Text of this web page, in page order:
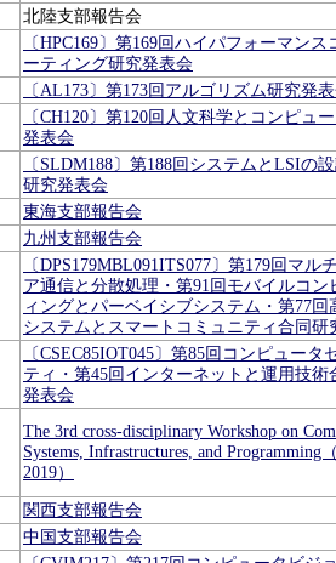
北陸支部報告会
〔HPC169〕第169回ハイパフォーマンス
ーティング研究発表会
〔AL173〕第173回アルゴリズム研究発
〔CH120〕第120回人文科学とコンピュ
発表会
〔SLDM188〕第188回システムとLSIの
研究発表会
東海支部報告会
九州支部報告会
〔DPS179MBL091ITS077〕第179回マル
ア通信と分散処理・第91回モバイルコン
ィングとパーベイシブシステム・第77回
システムとスマートコミュニティ合同研
〔CSEC85IOT045〕第85回コンピュータ
ティ・第45回インターネットと運用技術
発表会
The 3rd cross-disciplinary Workshop on
Systems, Infrastructures, and Programming
2019）
関西支部報告会
中国支部報告会